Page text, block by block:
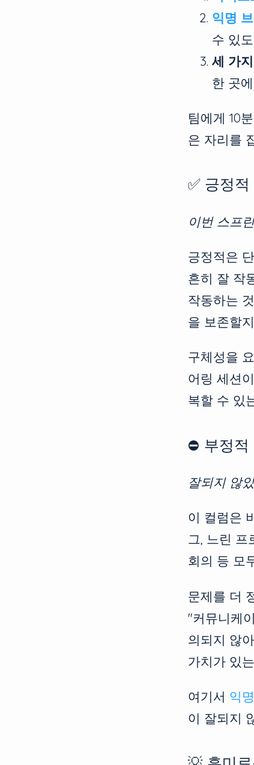
익명
수 있
세 가
한 곳
팀에게 10
은 자리를
✅ 긍정적
이번 스프
긍정적은
흔히 잘 작
작동하는
을 보존할
구체성을
어링 세션
복할 수 있
⛔️ 부정적
잘되지 않
이 컬럼은
그, 느린 프
회의 등 모
문제를 더
"커뮤니케
의되지 않
가치가 있
여기서 익
이 잘되지